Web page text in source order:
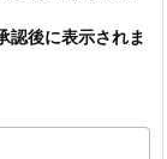
認後に表示されま